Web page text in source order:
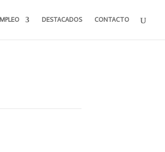
DESTACADOS CONTACTO